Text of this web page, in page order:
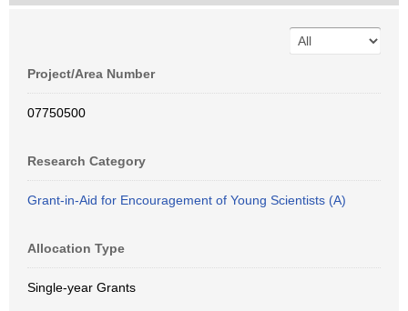
Project/Area Number
07750500
Research Category
Grant-in-Aid for Encouragement of Young Scientists (A)
Allocation Type
Single-year Grants